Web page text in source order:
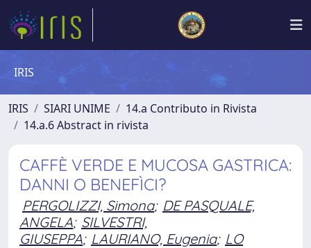
IRIS
IRIS SIARI UNIME
14.a Contributo in Rivista
14.a.6 Abstract in rivista
CAFFÈ VERDE E MUCOSA GASTRICA:
DANNI O BENEFÌCI?
PERGOLIZZI, Simona; DE PASQUALE,
ANGELA; SILVESTRI,
GIUSEPPA; LAURIANO, Eugenia; LO